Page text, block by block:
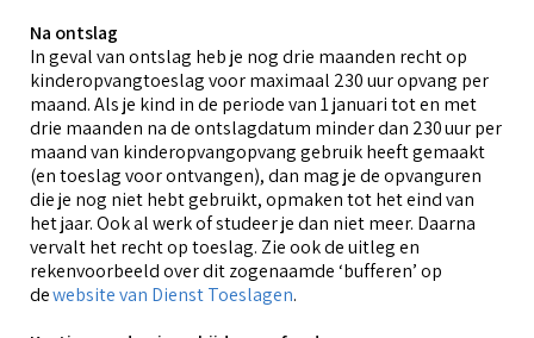
Na ontslag
In geval van ontslag heb je nog drie maanden recht op
kinderopvangtoeslag voor maximaal 230 uur opvang per
maand. Als je kind in de periode van 1 januari tot en met
drie maanden na de ontslagdatum minder dan 230 uur per
maand van kinderopvangopvang gebruik heeft gemaakt
(en toeslag voor ontvangen), dan mag je de opvanguren
die je nog niet hebt gebruikt, opmaken tot het eind van
het jaar. Ook al werk of studeer je dan niet meer. Daarna
vervalt het recht op toeslag. Zie ook de uitleg en
rekenvoorbeeld over dit zogenaamde ‘bufferen’ op
dewebsite van Dienst Toeslagen.